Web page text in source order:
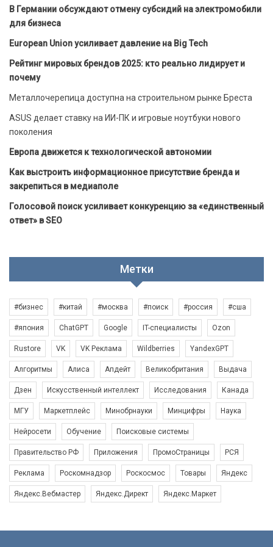
В Германии обсуждают отмену субсидий на электромобили
для бизнеса
European Union усиливает давление на Big Tech
Рейтинг мировых брендов 2025: кто реально лидирует и
почему
Металлочерепица доступна на строительном рынке Бреста
ASUS делает ставку на ИИ-ПК и игровые ноутбуки нового
поколения
Европа движется к технологической автономии
Как выстроить информационное присутствие бренда и
закрепиться в медиаполе
Голосовой поиск усиливает конкуренцию за «единственный
ответ» в SEO
Метки
#бизнес #китай #москва #поиск #россия #сша
#япония ChatGPT Google IT-специалисты Ozon
Rustore VK VK Реклама Wildberries YandexGPT
Алгоритмы Алиса Апдейт Великобритания Выдача
Дзен Искусственный интеллект Исследования Канада
МГУ Маркетплейс Минобрнауки Минцифры Наука
Нейросети Обучение Поисковые системы
Правительство РФ Приложения ПромоСтраницы РСЯ
Реклама Роскомнадзор Роскосмос Товары Яндекс
Яндекс.Вебмастер Яндекс.Директ Яндекс.Маркет